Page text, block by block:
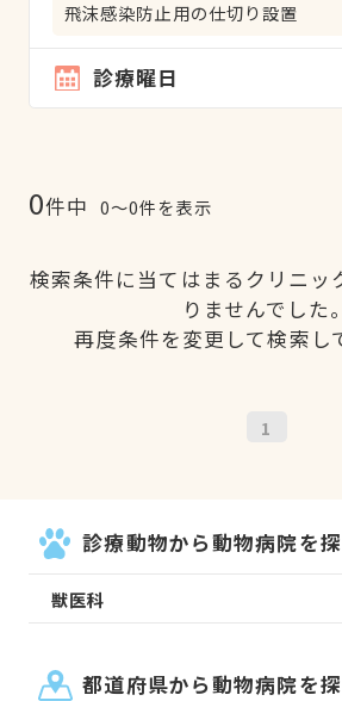
飛沫感染防止用の仕切り設置
診療曜日
0件中 0〜0件を表示
検索条件に当てはまるクリニッ
りませんでした。
再度条件を変更して検索し
1
診療動物から動物病院を
獣医科
都道府県から動物病院を